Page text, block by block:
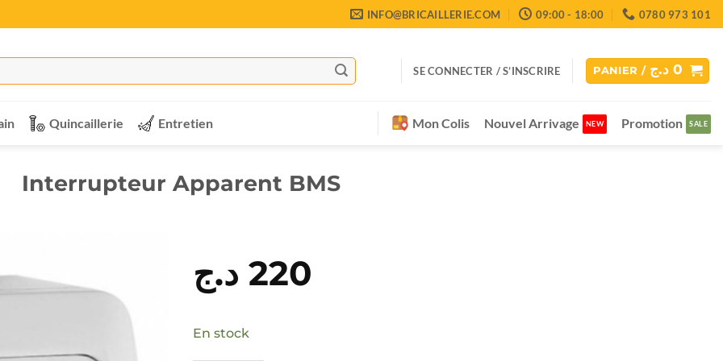
INFO@BRICAILLERIE.COM 09:00 - 18:00 0780 973 101
SE CONNECTER / S’INSCRIRE PANIER / 0 د.ج
Quincaillerie Entretien Mon Colis Nouvel Arrivage Promotion
Interrupteur Apparent BMS
220 د.ج
En stock